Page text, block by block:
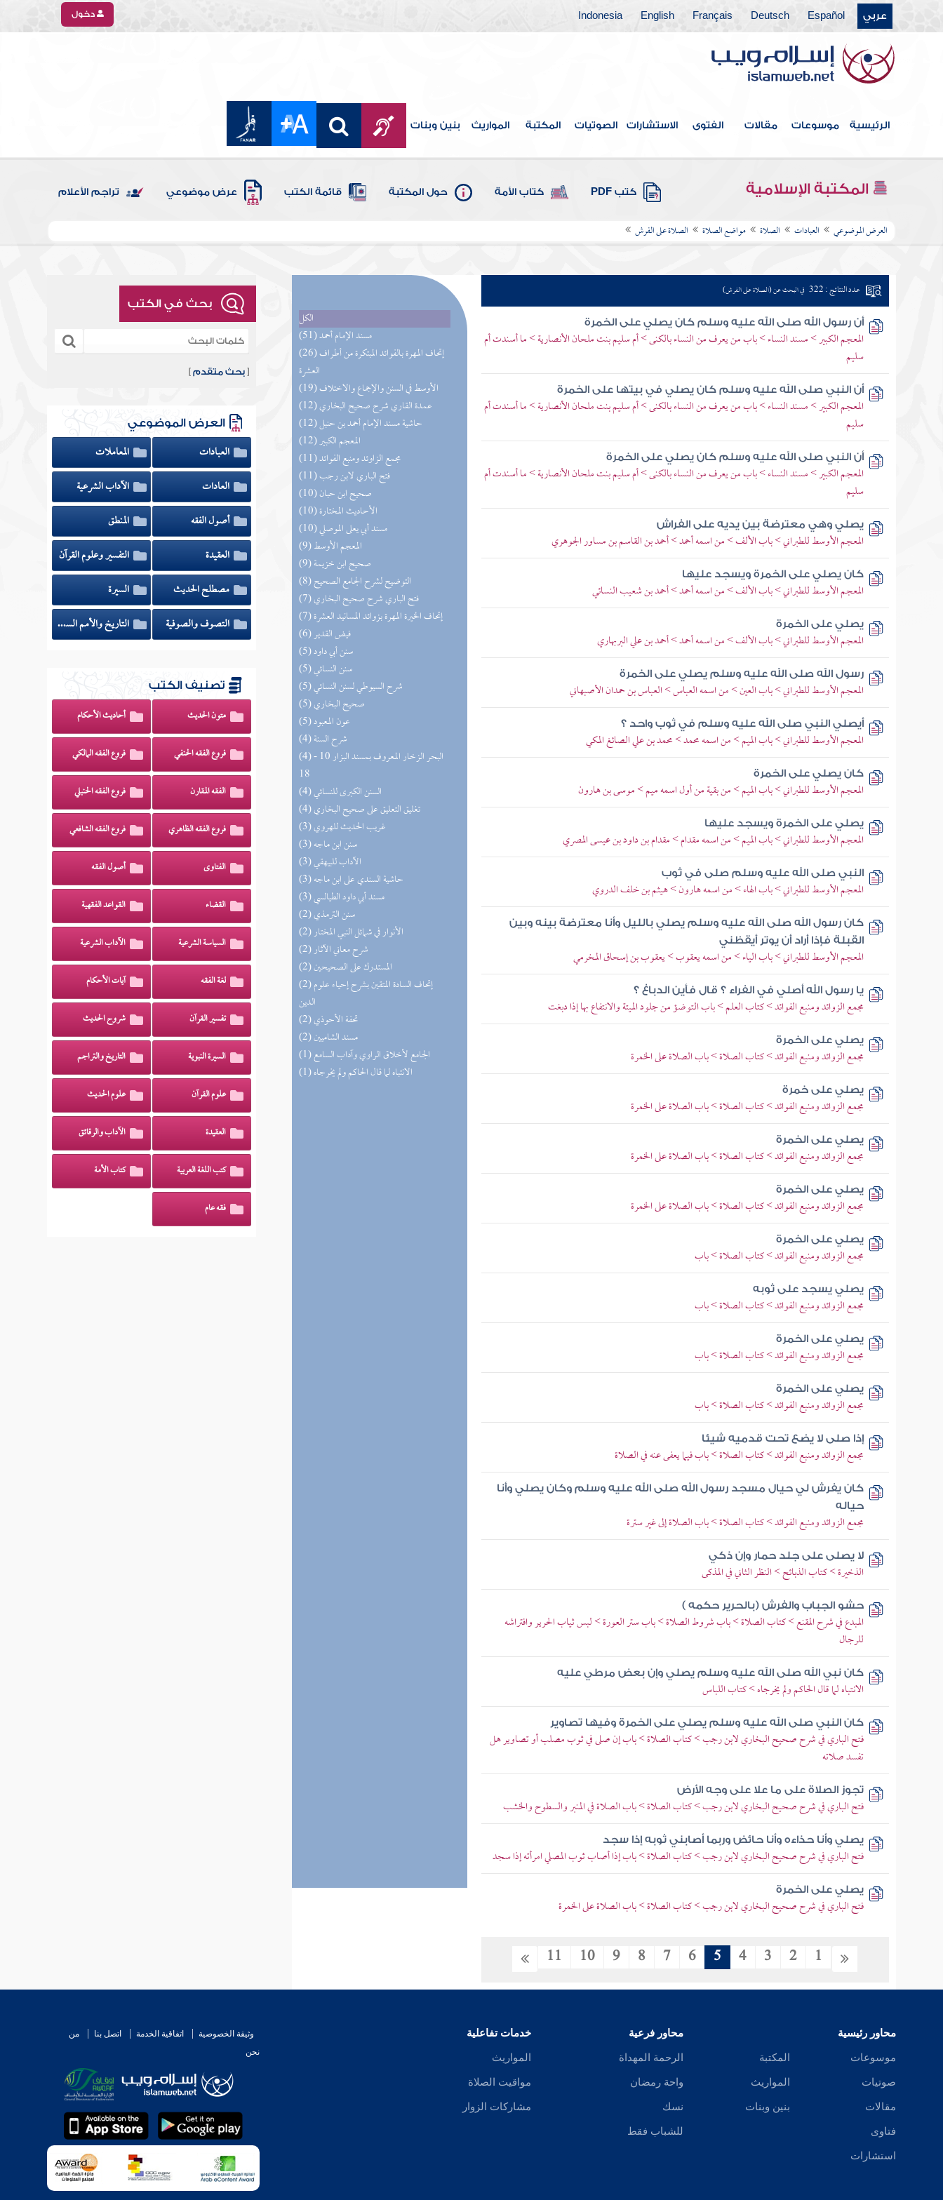
عربي Español
Deutsch
Français
English
Indonesia دخول
الرئيسية موسوعات مقالات الفتوى الاستشارات الصوتيات المكتبة المواريث بنين وبنات
المكتبة الإسلامية كتب PDF كتاب الأمة حول المكتبة قائمة الكتب عرض موضوعي تراجم الأعلام
العرض الموضوعي العبادات الصلاة مواضع الصلاة الصلاة على الفرش
الكل
(51) مسند الإمام أحمد
(26) إتحاف المهرة بالفوائد المبتكرة من أطراف
العشرة
(19) الأوسط في السنن والإجماع والاختلاف
(12) عمدة القاري شرح صحيح البخاري
(12) حاشية مسند الإمام أحمد بن حنبل
(12) المعجم الكبير
(11) مجمع الزاوئد ومنبع الفوائد
(11) فتح الباري لابن رجب
(10) صحيح ابن حبان
(10) الأحاديث المختارة
(10) مسند أبي يعلى الموصلي
(9) المعجم الأوسط
(9) صحيح ابن خزيمة
(8) التوضيح لشرح الجامع الصحيح
(7) فتح الباري شرح صحيح البخاري
(7) إتحاف الخيرة المهرة بزوائد المسانيد العشرة
(6) فيض القدير
(5) سنن أبي داود
(5) سنن النسائي
(5) شرح السيوطي لسنن النسائي
(5) صحيح البخاري
(5) عون المعبود
(4) شرح السنة
(4) البحر الزخار المعروف بمسند البزار 10 -
18
(4) السنن الكبرى للنسائي
(4) تغليق التعليق على صحيح البخاري
(3) غريب الحديث للهروي
(3) سنن ابن ماجه
(3) الآداب للبيهقي
(3) حاشية السندي على ابن ماجه
(3) مسند أبي داود الطيالسي
(2) سنن الترمذي
(2) الأنوار في شمائل النبي المختار
(2) شرح معاني الآثار
(2) المستدرك على الصحيحين
(2) إتحاف السادة المتقين بشرح إحياء علوم
الدين
(2) تحفة الأحوذي
(2) مسند الشاميين
(1) الجامع لأخلاق الراوي وآداب السامع
(1) الانتباه لما قال الحاكم ولم يخرجاه
عدد النتائج : 322 في البحث عن (الصلاة على الفرش)
أن رسول الله صلى الله عليه وسلم كان يصلي على الخمرة
المعجم الكبير > مسند النساء > باب من يعرف من النساء بالكنى > أم سليم بنت ملحان الأنصارية > ما أسندت أم
سليم
أن النبي صلى الله عليه وسلم كان يصلي في بيتها على الخمرة
المعجم الكبير > مسند النساء > باب من يعرف من النساء بالكنى > أم سليم بنت ملحان الأنصارية > ما أسندت أم
سليم
أن النبي صلى الله عليه وسلم كان يصلي على الخمرة
المعجم الكبير > مسند النساء > باب من يعرف من النساء بالكنى > أم سليم بنت ملحان الأنصارية > ما أسندت أم
سليم
يصلي وهي معترضة بين يديه على الفراش
المعجم الأوسط للطبراني > باب الألف > من اسمه أحمد > أحمد بن القاسم بن مساور الجوهري
كان يصلي على الخمرة ويسجد عليها
المعجم الأوسط للطبراني > باب الألف > من اسمه أحمد > أحمد بن شعيب النسائي
يصلي على الخمرة
المعجم الأوسط للطبراني > باب الألف > من اسمه أحمد > أحمد بن علي البربهاري
رسول الله صلى الله عليه وسلم يصلي على الخمرة
المعجم الأوسط للطبراني > باب العين > من اسمه العباس > العباس بن حمدان الأصبهاني
أيصلي النبي صلى الله عليه وسلم في ثوب واحد ؟
المعجم الأوسط للطبراني > باب الميم > من اسمه محمد > محمد بن علي الصائغ المكي
كان يصلي على الخمرة
المعجم الأوسط للطبراني > باب الميم > من بقية من أول اسمه ميم > موسى بن هارون
يصلي على الخمرة ويسجد عليها
المعجم الأوسط للطبراني > باب الميم > من اسمه مقدام > مقدام بن داود بن عيسى المصري
النبي صلى الله عليه وسلم صلى في ثوب
المعجم الأوسط للطبراني > باب الهاء > من اسمه هارون > هيثم بن خلف الدروي
كان رسول الله صلى الله عليه وسلم يصلي بالليل وأنا معترضة بينه وبين
القبلة فإذا أراد أن يوتر أيقظني
المعجم الأوسط للطبراني > باب الياء > من اسمه يعقوب > يعقوب بن إسحاق المخرمي
يا رسول الله أصلي في الفراء ؟ قال فأين الدباغ ؟
مجمع الزوائد ومنبع الفوائد > كتاب العلم > باب التوضؤ من جلود الميتة والانتفاع بها إذا دبغت
يصلي على الخمرة
مجمع الزوائد ومنبع الفوائد > كتاب الصلاة > باب الصلاة على الخمرة
يصلي على خمرة
مجمع الزوائد ومنبع الفوائد > كتاب الصلاة > باب الصلاة على الخمرة
يصلي على الخمرة
مجمع الزوائد ومنبع الفوائد > كتاب الصلاة > باب الصلاة على الخمرة
يصلي على الخمرة
مجمع الزوائد ومنبع الفوائد > كتاب الصلاة > باب الصلاة على الخمرة
يصلي على الخمرة
مجمع الزوائد ومنبع الفوائد > كتاب الصلاة > باب
يصلي يسجد على ثوبه
مجمع الزوائد ومنبع الفوائد > كتاب الصلاة > باب
يصلي على الخمرة
مجمع الزوائد ومنبع الفوائد > كتاب الصلاة > باب
يصلي على الخمرة
مجمع الزوائد ومنبع الفوائد > كتاب الصلاة > باب
إذا صلى لا يضع تحت قدميه شيئا
مجمع الزوائد ومنبع الفوائد > كتاب الصلاة > باب فيما يعفى عنه في الصلاة
كان يفرش لي حيال مسجد رسول الله صلى الله عليه وسلم وكان يصلي وأنا
حياله
مجمع الزوائد ومنبع الفوائد > كتاب الصلاة > باب الصلاة إلى غير سترة
لا يصلى على جلد حمار وإن ذكي
الذخيرة > كتاب الذبائح > النظر الثاني في المذكى
حشو الجباب والفرش (بالحرير حكمه )
المبدع في شرح المقنع > كتاب الصلاة > باب شروط الصلاة > باب ستر العورة > لبس ثياب الحرير وافتراشه
للرجال
كان نبي الله صلى الله عليه وسلم يصلي وإن بعض مرطي عليه
الانتباه لما قال الحاكم ولم يخرجاه > كتاب اللباس
كان النبي صلى الله عليه وسلم يصلي على الخمرة وفيها تصاوير
فتح الباري في شرح صحيح البخاري لابن رجب > كتاب الصلاة > باب إن صلى في ثوب مصلب أو تصاوير هل
تفسد صلاته
تجوز الصلاة على ما علا على وجه الأرض
فتح الباري في شرح صحيح البخاري لابن رجب > كتاب الصلاة > باب الصلاة في المنبر والسطوح والخشب
يصلي وأنا حذاءه وأنا حائض وربما أصابني ثوبه إذا سجد
فتح الباري في شرح صحيح البخاري لابن رجب > كتاب الصلاة > باب إذا أصاب ثوب المصلي امرأته إذا سجد
يصلي على الخمرة
فتح الباري في شرح صحيح البخاري لابن رجب > كتاب الصلاة > باب الصلاة على الخمرة
1
2
3
4
5
6
7
8
9
10
11
بحث في الكتب
[بحث متقدم ]
العرض الموضوعي
العبادات
المعاملات
العادات
الآداب الشرعية
أصول الفقه
المنطق
العقيدة
التفسير وعلوم القرآن
مصطلح الحديث
السيرة
التصوف والصوفية
التاريخ والأمم السابقة
تصنيف الكتب
متون الحديث أحاديث الأحكام
فروع الفقه الحنفي فروع الفقه المالكي
الفقه المقارن فروع الفقه الحنبلي
فروع الفقه الظاهري فروع الفقه الشافعي
الفتاوى أصول الفقه
القضاء القواعد الفقهية
السياسة الشرعية الآداب الشرعية
لغة الفقه آيات الأحكام
تفسير القرآن شروح الحديث
السيرة النبوية التاريخ والتراجم
علوم القرآن علوم الحديث
العقيدة الآداب والرقائق
كتب اللغة العربية كتاب الأمة
فقه عام
محاور رئيسية
موسوعات
صوتيات
مقالات
فتاوى
استشارات
المكتبة
المواريث
بنين وبنات
محاور فرعية
الرحمة المهداة
واحة رمضان
نسك
للشباب فقط
خدمات تفاعلية
المواريث
مواقيت الصلاة
مشاركات الزوار
وثيقة الخصوصية اتفاقية الخدمة اتصل بنا
من
نحن